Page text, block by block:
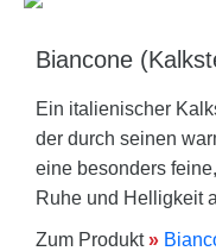
Biancone
Ein italienischer
der durch seinen
eine besonders
Ruhe und Helligkeit
Zum Produkt»